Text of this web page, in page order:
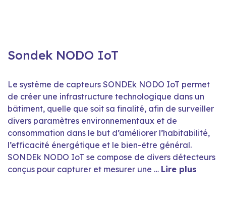
Sondek NODO IoT
Le système de capteurs SONDEk NODO IoT permet
de créer une infrastructure technologique dans un
bâtiment, quelle que soit sa finalité, afin de surveiller
divers paramètres environnementaux et de
consommation dans le but d’améliorer l’habitabilité,
l’efficacité énergétique et le bien-être général.
SONDEk NODO IoT se compose de divers détecteurs
conçus pour capturer et mesurer une … Lire plus